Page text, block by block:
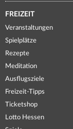
FREIZEIT
Veranstaltungen
Spielplätze
Rezepte
Meditation
Ausflugsziele
Freizeit-Tipps
Ticketshop
Lotto Hessen